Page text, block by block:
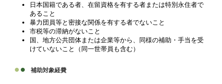
日本国籍である者、在留資格を有する者または特別永住者で
あること
暴力団員等と密接な関係を有する者でないこと
市税等の滞納がないこと
国、地方公共団体または企業等から、同様の補助・手当を受
けていないこと（同一世帯員も含む）
補助対象経費